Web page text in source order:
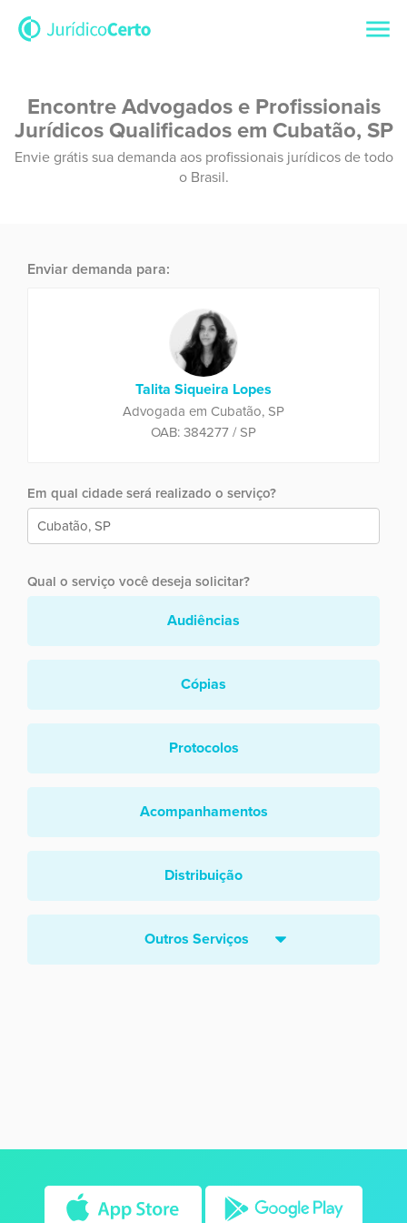
Encontre Advogados e Profissionais
Jurídicos Qualificados em Cubatão, SP
Envie grátis sua demanda aos profissionais jurídicos de todo
o Brasil.
Enviar demanda para:
Talita Siqueira Lopes
Advogada em Cubatão, SP
OAB: 384277 / SP
Em qual cidade será realizado o serviço?
Qual o serviço você deseja solicitar?
Audiências
Cópias
Protocolos
Acompanhamentos
Distribuição
Outros Serviços